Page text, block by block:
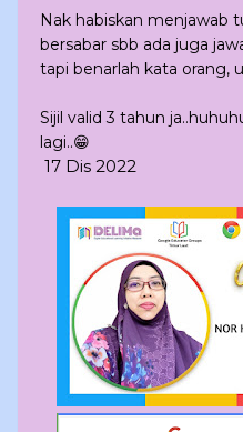
Nak habiskan menjawab
bersabar sbb ada juga
tapi benarlah kata orang,
Sijil valid 3 tahun
lagi..😁
17 Dis 2022